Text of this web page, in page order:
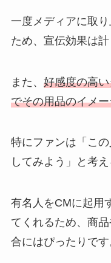
一度メディアに取
ため、宣伝効果は計
また、 好感度の高
でその用品のイメ
特にファンは「こ
してみよう」と考え
有名人をCMに起用
てくれるため、商
合にはぴったりです